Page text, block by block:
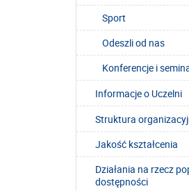
Sport
Odeszli od nas
Konferencje i
Informacje o Uczelni
Struktura
Jakość kształcenia
Działania na rzecz
dostępności